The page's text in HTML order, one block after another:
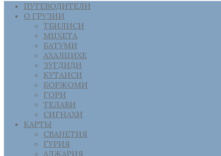
ПУТЕВОДИТЕЛИ
О ГРУЗИИ
ТБИЛИСИ
МЦХЕТА
БАТУМИ
АХАЛЦИХЕ
ЗУГДИДИ
КУТАИСИ
БОРЖОМИ
ГОРИ
ТЕЛАВИ
СИГНАХИ
КАРТЫ
СВАНЕТИЯ
ГУРИЯ
АДЖАРИЯ